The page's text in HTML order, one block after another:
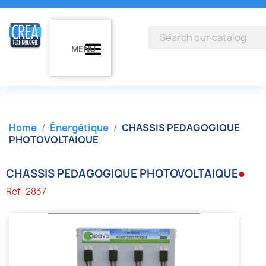
MENU
Home Énergétique
CHASSIS PEDAGOGIQUE
PHOTOVOLTAIQUE
CHASSIS PEDAGOGIQUE PHOTOVOLTAIQUE●
Ref: 2837